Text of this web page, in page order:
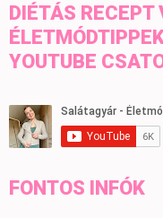
DIÉTÁS RECEPT
YOUTUBE
FONTOS INFÓK